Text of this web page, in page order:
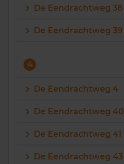
De Eendrachtweg 38
De Eendrachtweg 39
4
De Eendrachtweg 4
De Eendrachtweg 40
De Eendrachtweg 41
De Eendrachtweg 43